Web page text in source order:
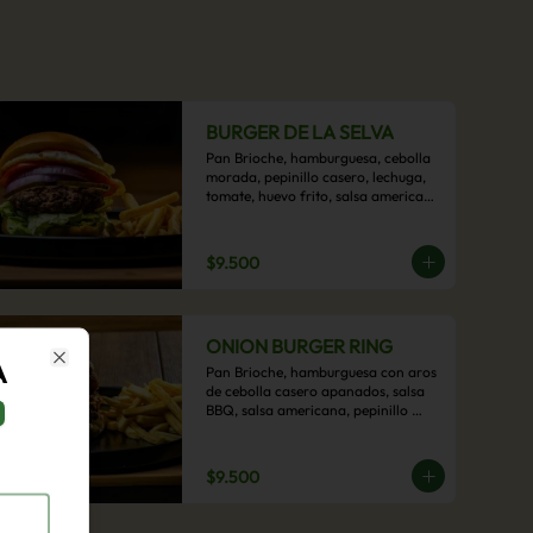
BURGER DE LA SELVA
Pan Brioche, hamburguesa, cebolla
morada, pepinillo casero, lechuga,
tomate, huevo frito, salsa americana
$9.500
ONION BURGER RING
Pan Brioche, hamburguesa con aros
de cebolla casero apanados, salsa
BBQ, salsa americana, pepinillo
acompañamiento de papas fritas.
$9.500
Close